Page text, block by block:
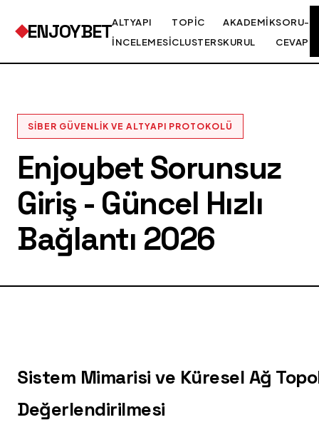
ENJOYBETALTYAPI
İNCELEMESI
TOPIC
CLUSTERS
AKADEMIK
KURUL
SORU-
CEVAP
SIBER GÜVENLIK VE ALTYAPI PROTOKOLÜ
Enjoybet Sorunsuz
Giriş - Güncel Hızlı
Bağlantı 2026
Sistem Mimarisi ve Küresel Ağ
Değerlendirilmesi